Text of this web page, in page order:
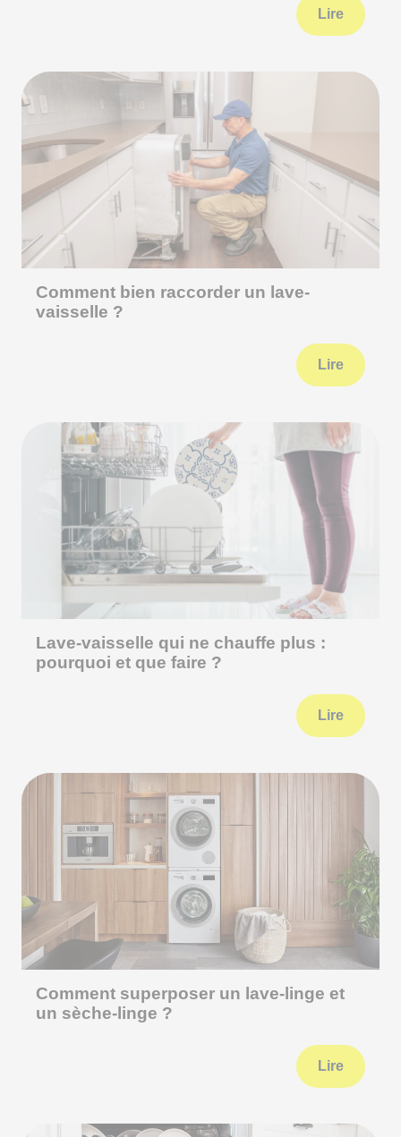
Lire
Comment bien raccorder un lave-
vaisselle ?
Lire
Lave-vaisselle qui ne chauffe plus :
pourquoi et que faire ?
Lire
Comment superposer un lave-linge et
un sèche-linge ?
Lire